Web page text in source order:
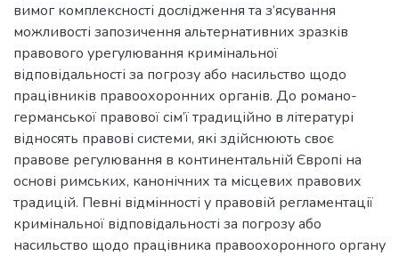
вимог комплексності дослідження та з’ясування
можливості запозичення альтернативних зразків
правового урегулювання кримінальної
відповідальності за погрозу або насильство щодо
працівників правоохоронних органів. До романо-
германської правової сім’ї традиційно в літературі
відносять правові системи, які здійснюють своє
правове регулювання в континентальній Європі на
основі римських, канонічних та місцевих правових
традицій. Певні відмінності у правовій регламентації
кримінальної відповідальності за погрозу або
насильство щодо працівника правоохоронного органу